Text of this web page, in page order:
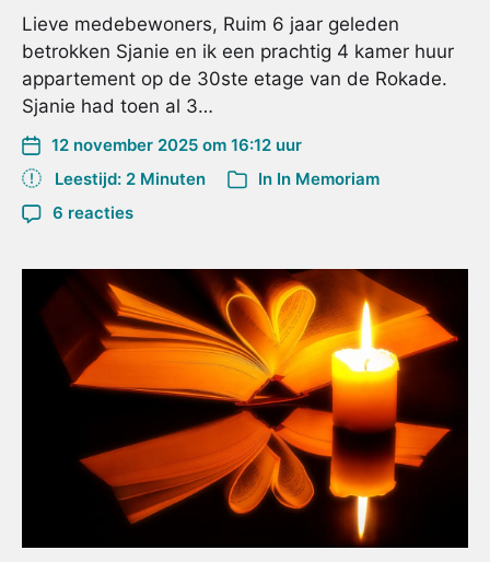
Lieve medebewoners, Ruim 6 jaar geleden
betrokken Sjanie en ik een prachtig 4 kamer huur
appartement op de 30ste etage van de Rokade.
Sjanie had toen al 3…
12 november 2025 om 16:12 uur
Leestijd: 2 Minuten
In In Memoriam
6 reacties